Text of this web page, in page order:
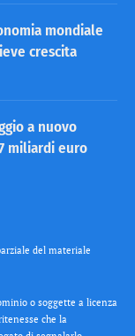
mondiale
crescita
a nuovo
miliardi euro
del materiale
o soggette a licenza
che la